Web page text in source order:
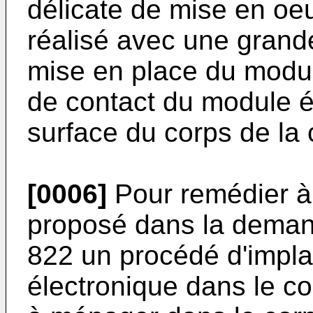
délicate de mise en
réalisé avec une
mise en place du
de contact du module
surface du corps de la
[0006] Pour remédier
proposé dans la
822 un procédé
électronique dans le